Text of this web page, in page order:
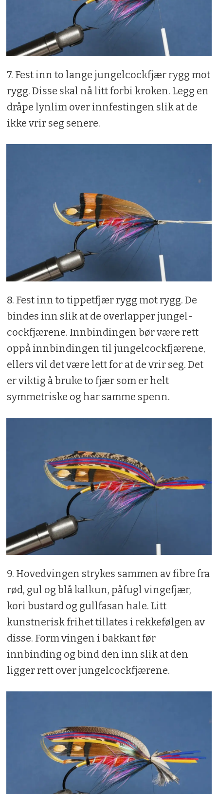
7. Fest inn to lange jungelcockfjær rygg mot
rygg. Disse skal nå litt forbi kroken. Legg en
dråpe lynlim over innfestingen slik at de
ikke vrir seg senere.
8. Fest inn to tippetfjær rygg mot rygg. De
bindes inn slik at de overlapper jungel­
cockfjærene. Innbindingen bør være rett
oppå innbindingen til jungelcockfjærene,
ellers vil det være lett for at de vrir seg. Det
er viktig å bruke to fjær som er helt
symmetriske og har samme spenn.
9. Hovedvingen strykes sammen av fibre fra
rød, gul og blå kalkun, påfugl vingefjær,
kori bustard og gullfasan hale. Litt
kunstnerisk fri­het tillates i rekkefølgen av
disse. Form vingen i bakkant før
innbinding og bind den inn slik at den
ligger rett over jungelcockfjærene.